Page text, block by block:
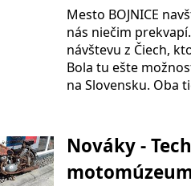
Mesto BOJNICE
nás niečim
návštevu z Čiech,
Bola tu ešte
na Slovensku. Oba
Nováky -